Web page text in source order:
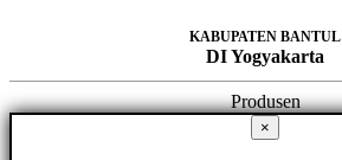
KABUPATEN BANTUL
DI Yogyakarta
Produsen
×